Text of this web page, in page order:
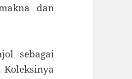
dan
sebagai